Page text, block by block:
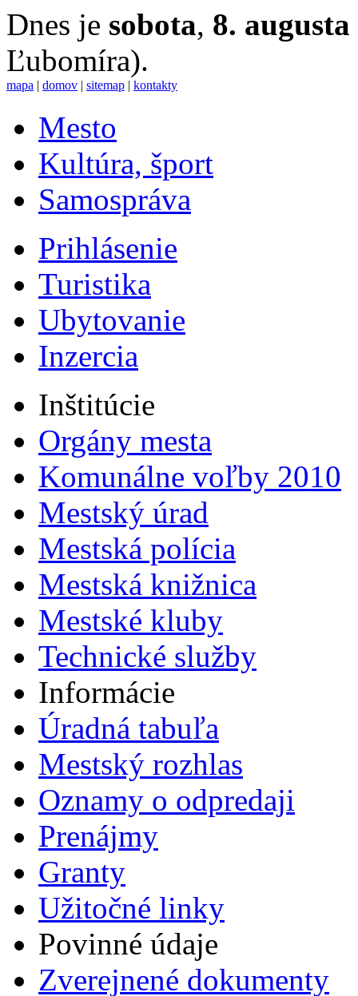
Dnes je sobota, 8. augusta
Ľubomíra).
mapa | domov | sitemap | kontakty
Mesto
Kultúra, šport
Samospráva
Prihlásenie
Turistika
Ubytovanie
Inzercia
Inštitúcie
Orgány mesta
Komunálne voľby 2010
Mestský úrad
Mestská polícia
Mestská knižnica
Mestské kluby
Technické služby
Informácie
Úradná tabuľa
Mestský rozhlas
Oznamy o odpredaji
Prenájmy
Granty
Užitočné linky
Povinné údaje
Zverejnené dokumenty